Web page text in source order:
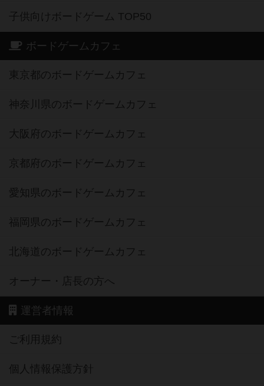
子供向けボードゲーム TOP50
ボードゲームカフェ
東京都のボードゲームカフェ
神奈川県のボードゲームカフェ
大阪府のボードゲームカフェ
京都府のボードゲームカフェ
愛知県のボードゲームカフェ
福岡県のボードゲームカフェ
北海道のボードゲームカフェ
オーナー・店長の方へ
運営者情報
ご利用規約
個人情報保護方針